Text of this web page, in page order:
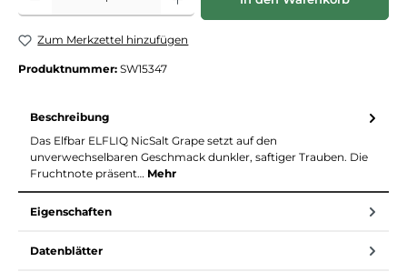
Zum Merkzettel hinzufügen
Produktnummer: SW15347
Beschreibung
Das Elfbar ELFLIQ NicSalt Grape setzt auf den
unverwechselbaren Geschmack dunkler, saftiger Trauben. Die
Fruchtnote präsent… Mehr
Eigenschaften
Datenblätter